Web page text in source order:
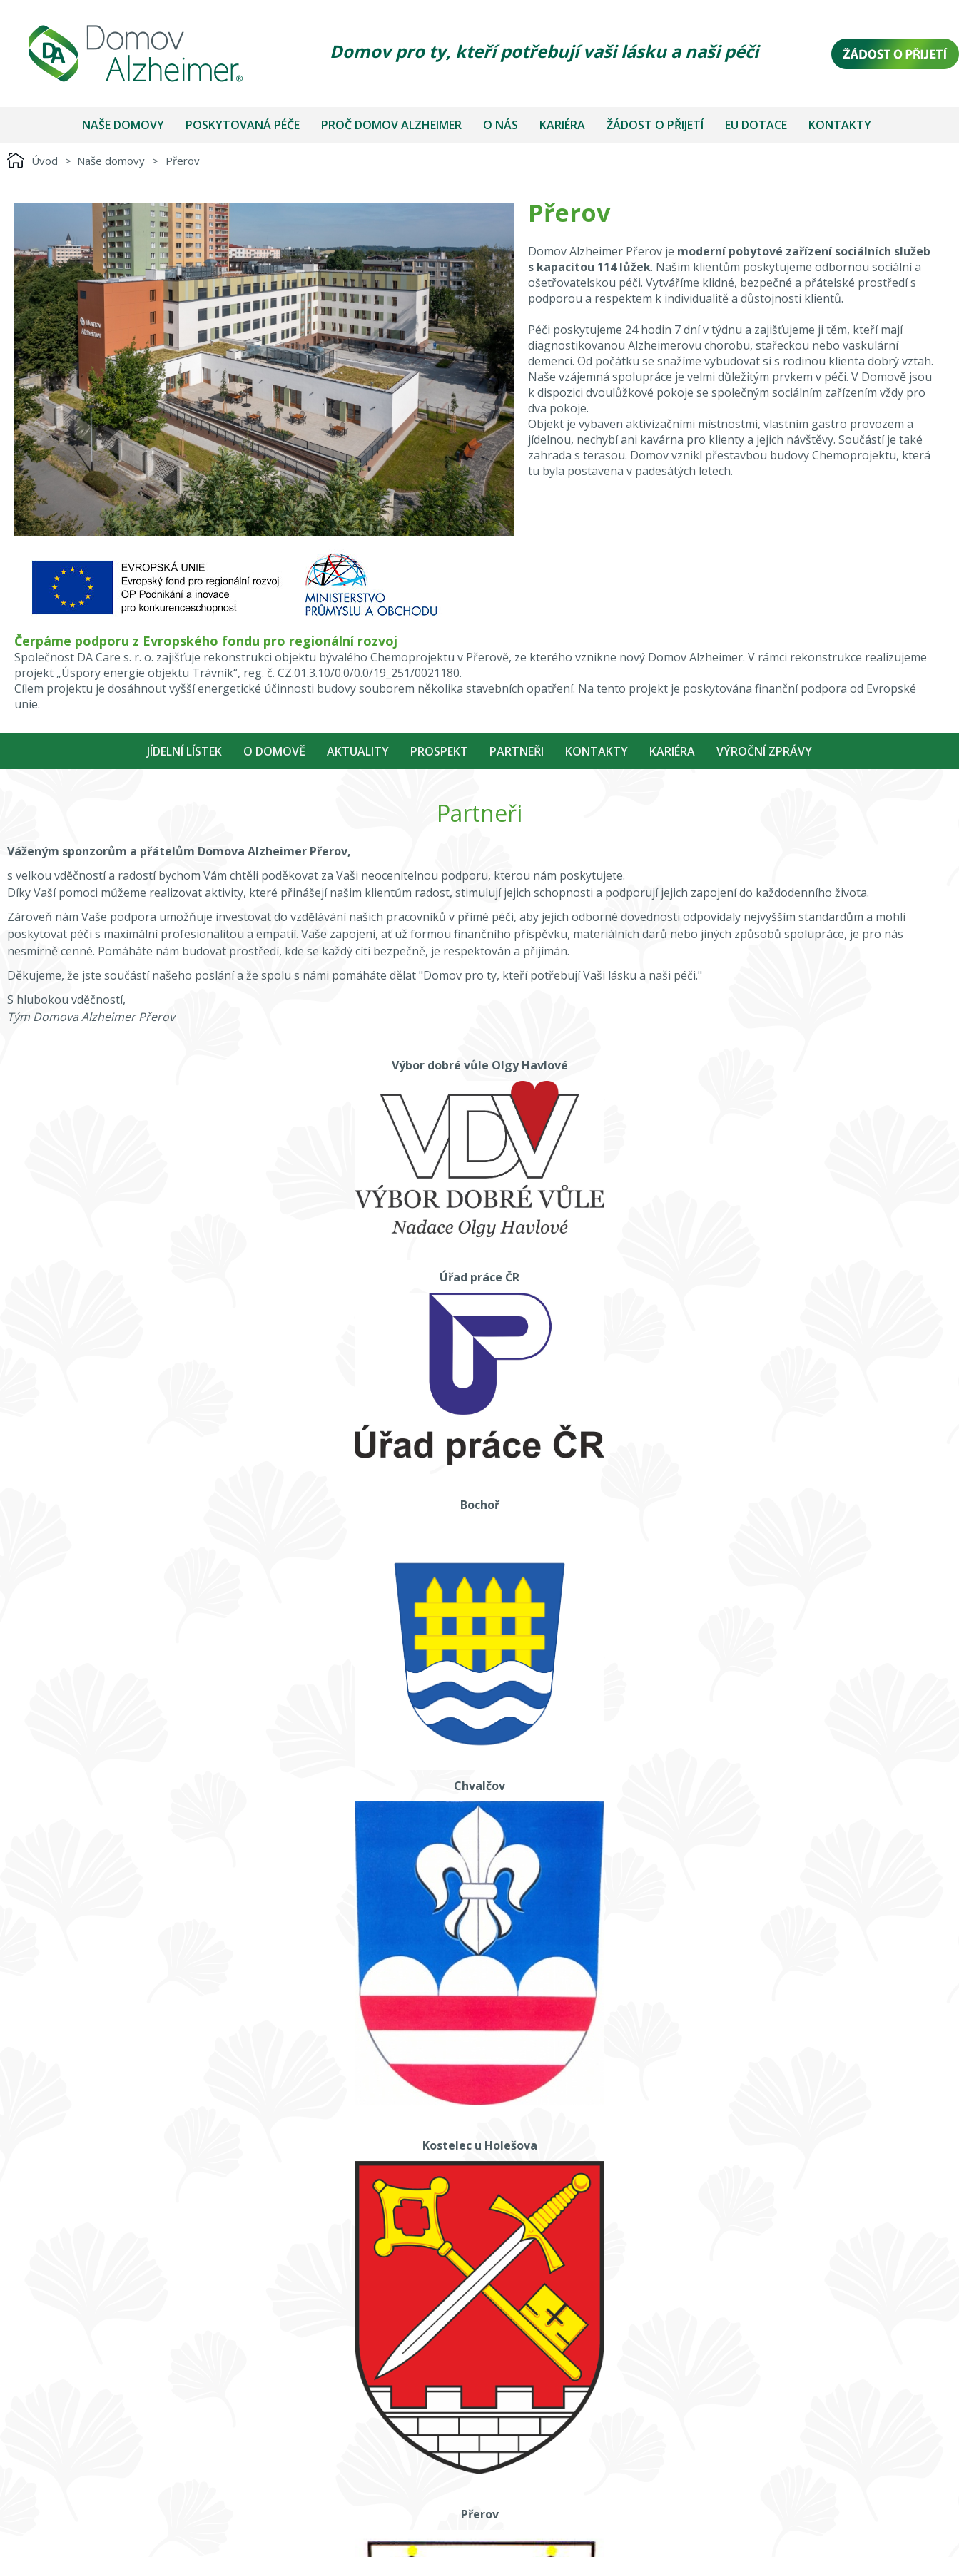
Domov pro ty, kteří potřebují vaši lásku a naši péči
NAŠE DOMOVY POSKYTOVANÁ PÉČE PROČ DOMOV ALZHEIMER O NÁS KARIÉRA ŽÁDOST O PŘIJETÍ EU DOTACE KONTAKTY
Úvod > Naše domovy > Přerov
Přerov
Domov Alzheimer Přerov je moderní pobytové zařízení sociálních služeb
s kapacitou 114 lůžek. Našim klientům poskytujeme odbornou sociální a
ošetřovatelskou péči. Vytváříme klidné, bezpečné a přátelské prostředí s
podporou a respektem k individualitě a důstojnosti klientů.
Péči poskytujeme 24 hodin 7 dní v týdnu a zajišťujeme ji těm, kteří mají
diagnostikovanou Alzheimerovu chorobu, stařeckou nebo vaskulární
demenci. Od počátku se snažíme vybudovat si s rodinou klienta dobrý vztah.
Naše vzájemná spolupráce je velmi důležitým prvkem v péči. V Domově jsou
k dispozici dvoulůžkové pokoje se společným sociálním zařízením vždy pro
dva pokoje.
Objekt je vybaven aktivizačními místnostmi, vlastním gastro provozem a
jídelnou, nechybí ani kavárna pro klienty a jejich návštěvy. Součástí je také
zahrada s terasou. Domov vznikl přestavbou budovy Chemoprojektu, která
tu byla postavena v padesátých letech.
Čerpáme podporu z Evropského fondu pro regionální rozvoj
Společnost DA Care s. r. o. zajišťuje rekonstrukci objektu bývalého Chemoprojektu v Přerově, ze kterého vznikne nový Domov Alzheimer. V rámci rekonstrukce realizujeme
projekt „Úspory energie objektu Trávník“, reg. č. CZ.01.3.10/0.0/0.0/19_251/0021180.
Cílem projektu je dosáhnout vyšší energetické účinnosti budovy souborem několika stavebních opatření. Na tento projekt je poskytována finanční podpora od Evropské
unie.
JÍDELNÍ LÍSTEK O DOMOVĚ AKTUALITY PROSPEKT PARTNEŘI KONTAKTY KARIÉRA VÝROČNÍ ZPRÁVY
Partneři
Váženým sponzorům a přátelům Domova Alzheimer Přerov,
s velkou vděčností a radostí bychom Vám chtěli poděkovat za Vaši neocenitelnou podporu, kterou nám poskytujete.
Díky Vaší pomoci můžeme realizovat aktivity, které přinášejí našim klientům radost, stimulují jejich schopnosti a podporují jejich zapojení do každodenního života.
Zároveň nám Vaše podpora umožňuje investovat do vzdělávání našich pracovníků v přímé péči, aby jejich odborné dovednosti odpovídaly nejvyšším standardům a mohli
poskytovat péči s maximální profesionalitou a empatií. Vaše zapojení, ať už formou finančního příspěvku, materiálních darů nebo jiných způsobů spolupráce, je pro nás
nesmírně cenné. Pomáháte nám budovat prostředí, kde se každý cítí bezpečně, je respektován a přijímán.
Děkujeme, že jste součástí našeho poslání a že spolu s námi pomáháte dělat "Domov pro ty, kteří potřebují Vaši lásku a naši péči."
S hlubokou vděčností,
Tým Domova Alzheimer Přerov
Výbor dobré vůle Olgy Havlové
Úřad práce ČR
Bochoř
Chvalčov
Kostelec u Holešova
Přerov